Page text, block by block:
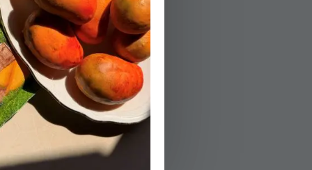
04.
ונאפה ב-180 מעלות כ-30 דקות עד להזהבה.
הפעלת טיימר
הידעת?